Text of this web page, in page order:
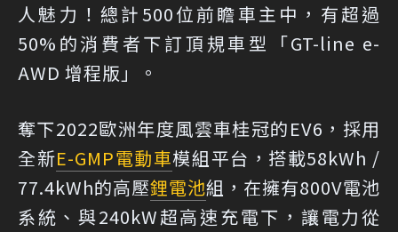
人魅力！總計500位前瞻車主中，有超過
50%的消費者下訂頂規車型「GT-line e-
AWD 增程版」。
奪下2022歐洲年度風雲車桂冠的EV6，採用
全新E-GMP電動車模組平台，搭載58kWh /
77.4kWh的高壓鋰電池組，在擁有800V電池
系統、與240kW超高速充電下，讓電力從